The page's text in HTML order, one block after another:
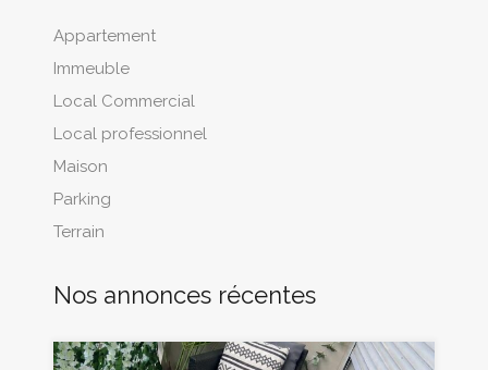
Appartement
Immeuble
Local Commercial
Local professionnel
Maison
Parking
Terrain
Nos annonces récentes